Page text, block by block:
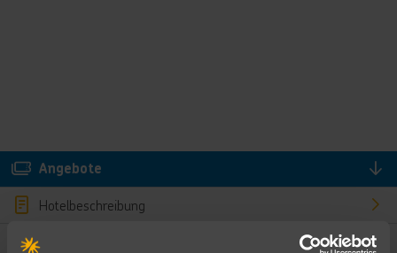
Angebote
Hotelbeschreibung